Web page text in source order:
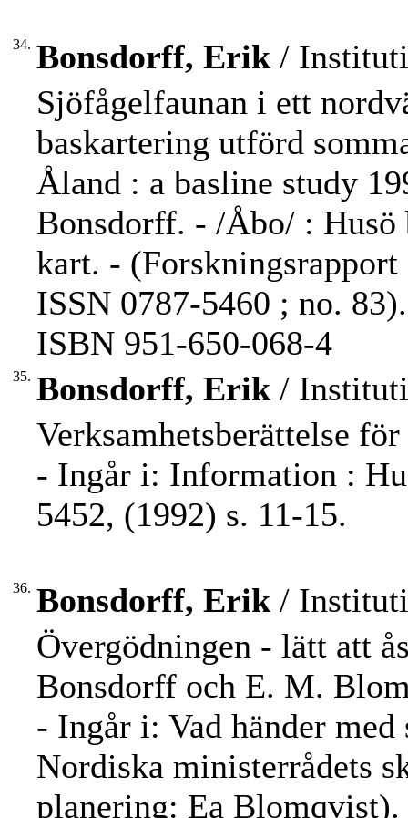
34. Bonsdorff, Erik /
Sjöfågelfaunan i ett
baskartering utförd
Åland : a basline study
Bonsdorff. - /Åbo/ :
kart. -
ISSN 0787-5460 ; no. 83).
ISBN 951-650-068-4
35. Bonsdorff, Erik /
Verksamhetsberättelse
- Ingår i: Information :
5452, (1992) s. 11-15.
36. Bonsdorff, Erik /
Övergödningen - lätt att
Bonsdorff och E. M.
- Ingår i: Vad händer
Nordiska ministerrådets
planering: Ea